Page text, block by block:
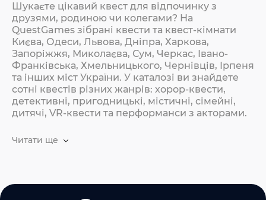
Шукаєте цікавий квест для відпочинку з
друзями, родиною чи колегами? На
QuestGames зібрані квести та квест-кімнати
Києва, Одеси, Львова, Дніпра, Харкова,
Запоріжжя, Миколаєва, Сум, Черкас, Івано-
Франківська, Хмельницького, Чернівців, Ірпеня
та інших міст України. У каталозі ви знайдете
сотні квестів різних жанрів: хорор-квести,
детективні, пригодницькі, містичні, сімейні,
дитячі, VR-квести та перформанси з акторами.
Читати ще